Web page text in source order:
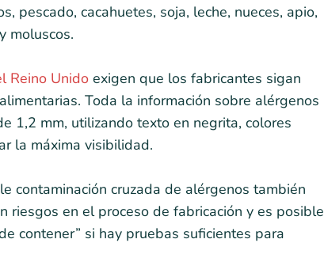
pescado, cacahuetes, soja, leche, nueces, apio,
moluscos.
Reino Unido exigen que los fabricantes sigan
Toda la información sobre alérgenos
1,2 mm, utilizando texto en negrita, colores
la máxima visibilidad.
contaminación cruzada de alérgenos también
riesgos en el proceso de fabricación y es posible
contener” si hay pruebas suficientes para